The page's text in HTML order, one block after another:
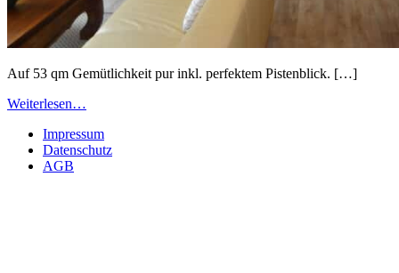
Auf 53 qm Gemütlichkeit pur inkl. perfektem Pistenblick. […]
Weiterlesen…
Impressum
Datenschutz
AGB